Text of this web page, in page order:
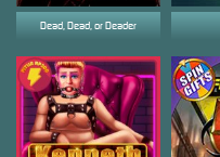
Dead, Dead, or Deader